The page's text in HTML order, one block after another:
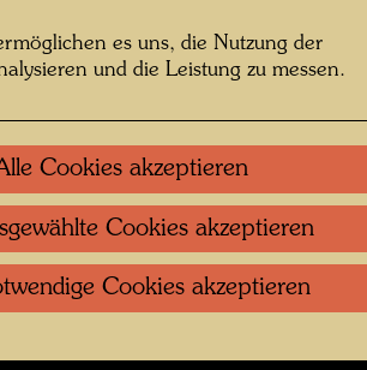
Kontakt Datenschutz
Nutzungsbedingungen
es uns, die Nutzung der
und die Leistung zu messen.
Cookies akzeptieren
Cookies akzeptieren
Cookies akzeptieren